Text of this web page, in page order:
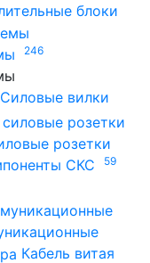
блоки
246
Силовые вилки
розетки
СКС
59
Кабель витая